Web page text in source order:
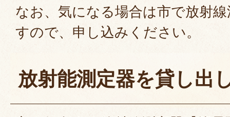
なお、気になる場合は市で放射
すので、申し込みください。
放射能測定器を貸し出